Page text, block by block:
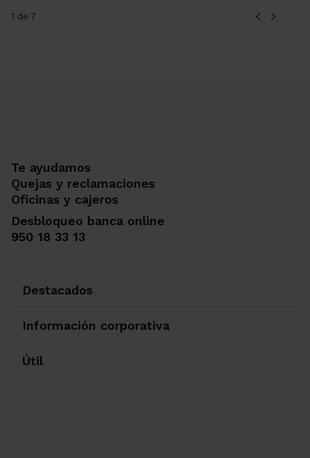
1 de 7
Te ayudamos
Quejas y reclamaciones
Oficinas y cajeros
Desbloqueo banca online
950 18 33 13
Destacados
Información corporativa
Útil